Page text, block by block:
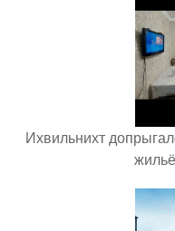
Ихвильнихт